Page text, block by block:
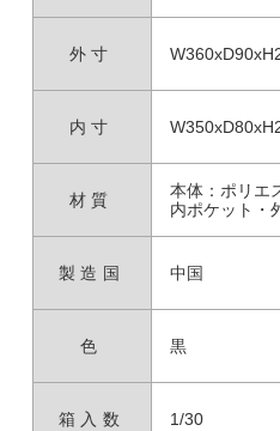
外寸
内寸
材質
本体：ポリエ
内ポケット・
製造国 中国
色 黒
箱入数 1/30